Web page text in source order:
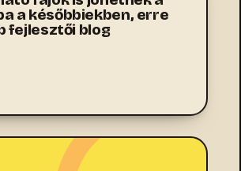
a későbbiekben, erre
fejlesztői blog